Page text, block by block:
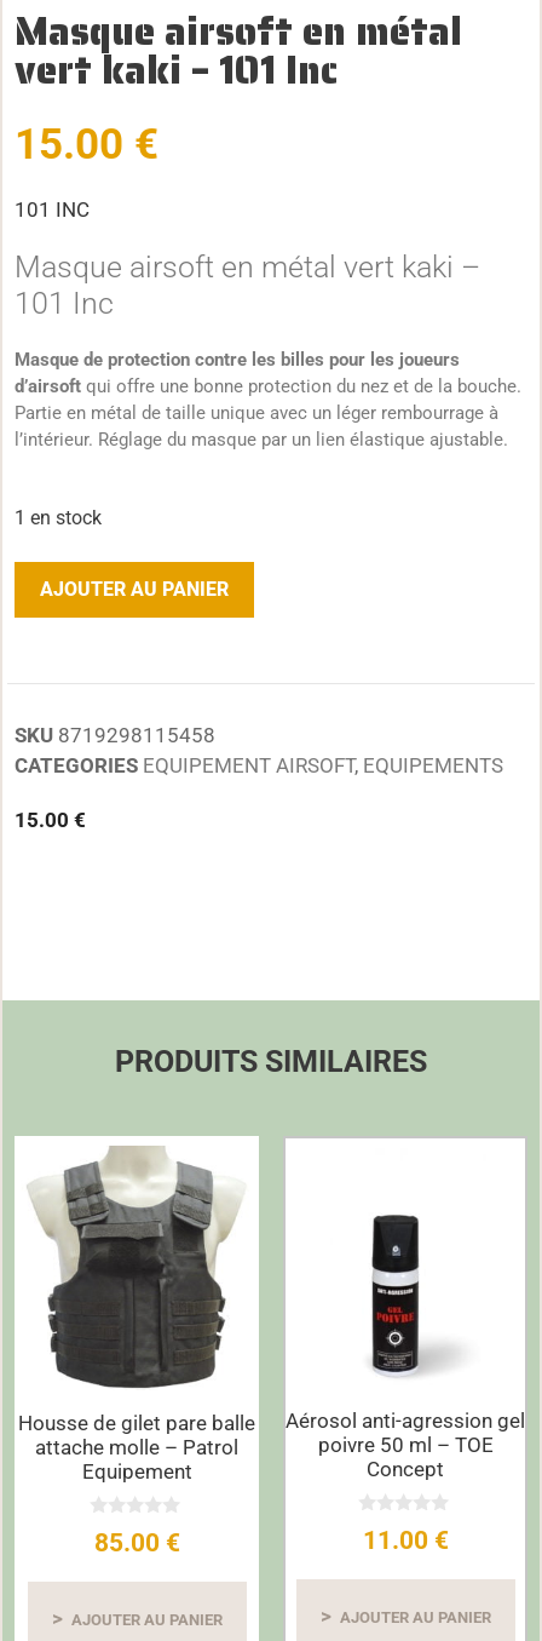
Masque airsoft en métal
vert kaki – 101 Inc
15.00 €
101 INC
Masque airsoft en métal vert kaki –
101 Inc
Masque de protection contre les billes pour les joueurs
d’airsoft qui offre une bonne protection du nez et de la bouche.
Partie en métal de taille unique avec un léger rembourrage à
l’intérieur. Réglage du masque par un lien élastique ajustable.
1 en stock
AJOUTER AU PANIER
SKU 8719298115458
CATEGORIES EQUIPEMENT AIRSOFT, EQUIPEMENTS
15.00 €
PRODUITS SIMILAIRES
Housse de gilet pare balle
attache molle – Patrol
Equipement
0
s
r
85.00 €
AJOUTER AU PANIER
Aérosol anti-agression gel
poivre 50 ml – TOE
Concept
r
11.00 €
AJOUTER AU PANIER